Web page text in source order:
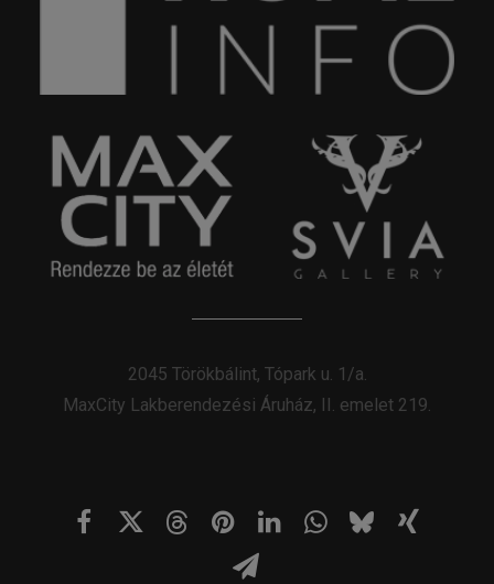
2045 Törökbálint, Tópark u. 1/a.
MaxCity Lakberendezési Áruház, II. emelet 219.